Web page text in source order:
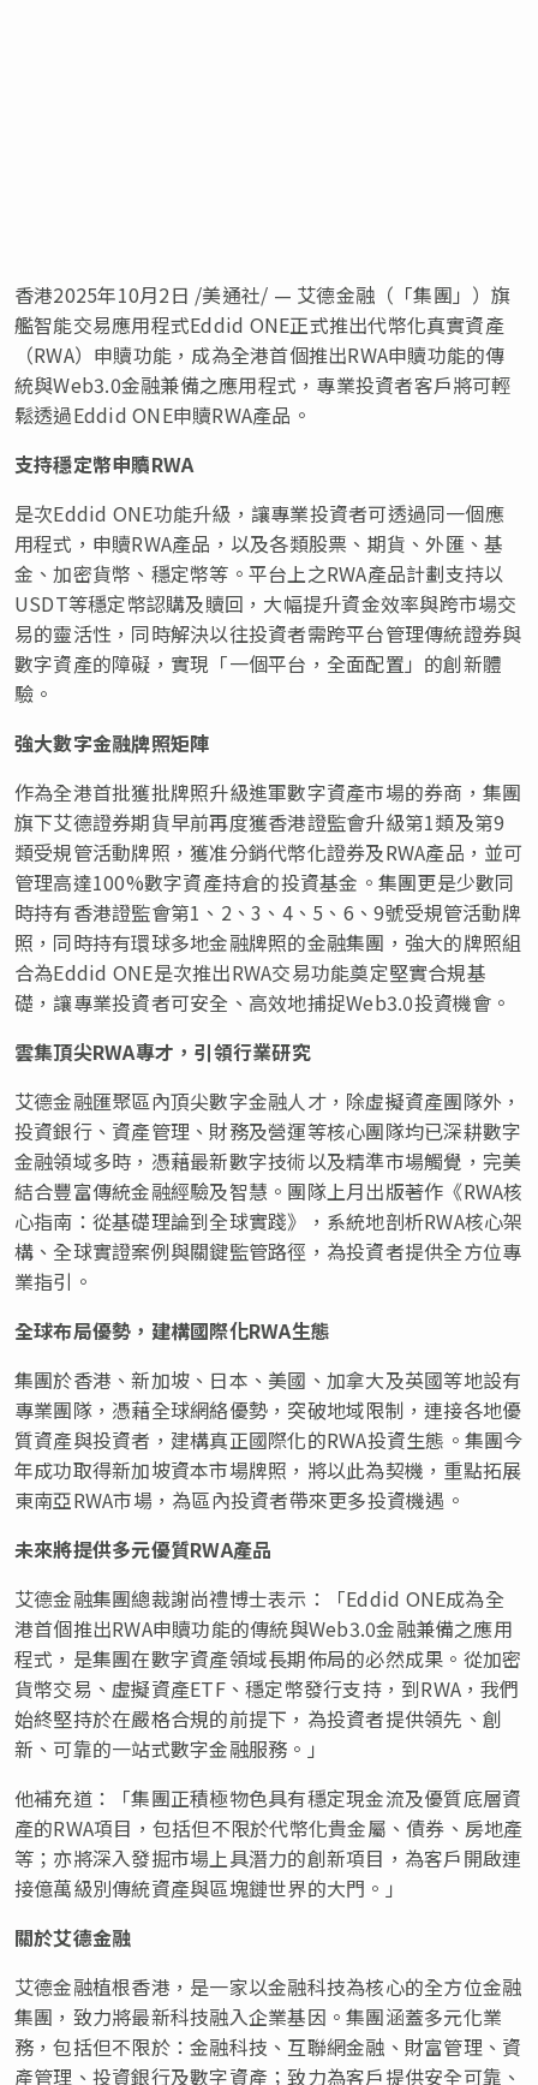
香港2025年10月2日 /美通社/ — 艾德金融（「集團」）旗
艦智能交易應用程式Eddid ONE正式推出代幣化真實資產
（RWA）申贖功能，成為全港首個推出RWA申贖功能的傳
統與Web3.0金融兼備之應用程式，專業投資者客戶將可輕
鬆透過Eddid ONE申贖RWA產品。
支持穩定幣申贖RWA
是次Eddid ONE功能升級，讓專業投資者可透過同一個應
用程式，申贖RWA產品，以及各類股票、期貨、外匯、基
金、加密貨幣、穩定幣等。平台上之RWA產品計劃支持以
USDT等穩定幣認購及贖回，大幅提升資金效率與跨市場交
易的靈活性，同時解決以往投資者需跨平台管理傳統證券與
數字資產的障礙，實現「一個平台，全面配置」的創新體
驗。
強大數字金融牌照矩陣
作為全港首批獲批牌照升級進軍數字資產市場的券商，集團
旗下艾德證券期貨早前再度獲香港證監會升級第1類及第9
類受規管活動牌照，獲准分銷代幣化證券及RWA產品，並可
管理高達100%數字資產持倉的投資基金。集團更是少數同
時持有香港證監會第1、2、3、4、5、6、9號受規管活動牌
照，同時持有環球多地金融牌照的金融集團，強大的牌照組
合為Eddid ONE是次推出RWA交易功能奠定堅實合規基
礎，讓專業投資者可安全、高效地捕捉Web3.0投資機會。
雲集頂尖RWA專才，引領行業研究
艾德金融匯聚區內頂尖數字金融人才，除虛擬資產團隊外，
投資銀行、資產管理、財務及營運等核心團隊均已深耕數字
金融領域多時，憑藉最新數字技術以及精準市場觸覺，完美
結合豐富傳統金融經驗及智慧。團隊上月出版著作《RWA核
心指南：從基礎理論到全球實踐》，系統地剖析RWA核心架
構、全球實證案例與關鍵監管路徑，為投資者提供全方位專
業指引。
全球布局優勢，建構國際化RWA生態
集團於香港、新加坡、日本、美國、加拿大及英國等地設有
專業團隊，憑藉全球網絡優勢，突破地域限制，連接各地優
質資產與投資者，建構真正國際化的RWA投資生態。集團今
年成功取得新加坡資本市場牌照，將以此為契機，重點拓展
東南亞RWA市場，為區內投資者帶來更多投資機遇。
未來將提供多元優質RWA產品
艾德金融集團總裁謝尚禮博士表示：「Eddid ONE成為全
港首個推出RWA申贖功能的傳統與Web3.0金融兼備之應用
程式，是集團在數字資產領域長期佈局的必然成果。從加密
貨幣交易、虛擬資產ETF、穩定幣發行支持，到RWA，我們
始終堅持於在嚴格合規的前提下，為投資者提供領先、創
新、可靠的一站式數字金融服務。」
他補充道：「集團正積極物色具有穩定現金流及優質底層資
產的RWA項目，包括但不限於代幣化貴金屬、債券、房地產
等；亦將深入發掘市場上具潛力的創新項目，為客戶開啟連
接億萬級別傳統資產與區塊鏈世界的大門。」
關於艾德金融
艾德金融植根香港，是一家以金融科技為核心的全方位金融
集團，致力將最新科技融入企業基因。集團涵蓋多元化業
務，包括但不限於：金融科技、互聯網金融、財富管理、資
產管理、投資銀行及數字資產；致力為客戶提供安全可靠、